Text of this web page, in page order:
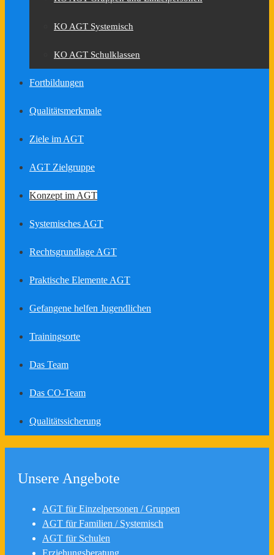
KO AGT Systemisch
KO AGT Schulklassen
Fortbildungen
Qualitätsmerkmale
Ziele im AGT
AGT Zielgruppe
Konzept im AGT
Systemisches AGT
Rechtsgrundlage AGT
Praktische Elemente AGT
Gefangene helfen Jugendlichen
Trainingsorte
Das Team
Das CO-Team
Qualitätssicherung
Unsere Angebote
AGT für Einzelpersonen / Gruppen
AGT für Familien / Systemisch
AGT für Schulen
Erziehungsberatung